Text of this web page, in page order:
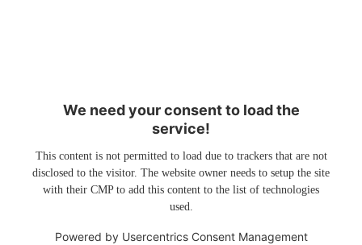
We need your consent to load the
service!
This content is not permitted to load due to trackers that are not
disclosed to the visitor. The website owner needs to setup the site
with their CMP to add this content to the list of technologies
used.
Powered by Usercentrics Consent Management